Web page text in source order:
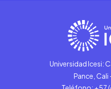
Universidad Icesi:
Pance,